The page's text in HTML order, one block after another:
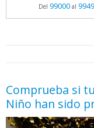
Del 99000al
Comprueba si
Niño han sido